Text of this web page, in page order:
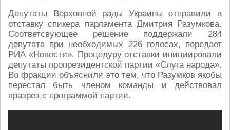
Депутаты Верховной рады Украины отправили в
отставку спикера парламента Дмитрия Разумкова.
Соответсвующее решение поддержали 284
депутата при необходимых 226 голосах, передает
РИА «Новости». Процедуру отставки инициировали
депутаты пропрезидентской партии «Слуга народа».
Во фракции объяснили это тем, что Разумков якобы
перестал быть членом команды и действовал
вразрез с программой партии.